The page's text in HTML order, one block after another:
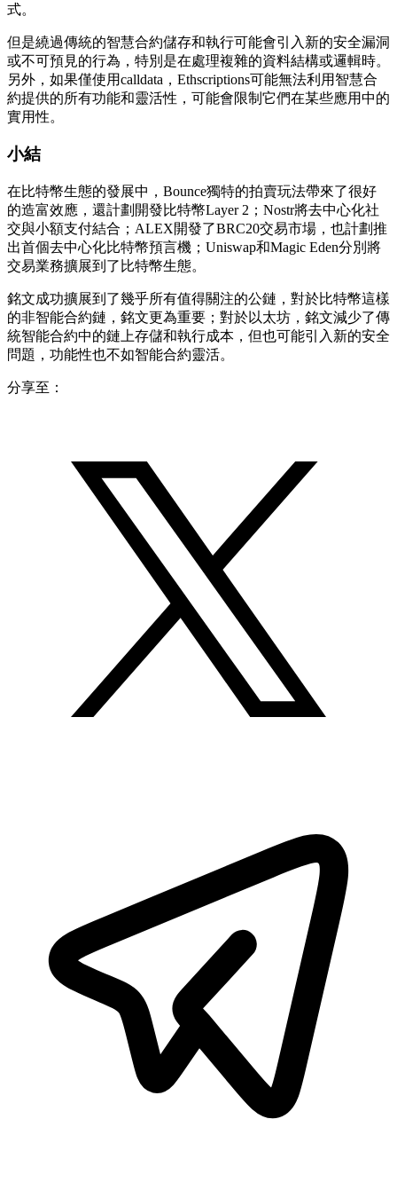
式。
但是繞過傳統的智慧合約儲存和執行可能會引入新的安全漏洞
或不可預見的行為，特別是在處理複雜的資料結構或邏輯時。
另外，如果僅使用calldata，Ethscriptions可能無法利用智慧合
約提供的所有功能和靈活性，可能會限制它們在某些應用中的
實用性。
小結
在比特幣生態的發展中，Bounce獨特的拍賣玩法帶來了很好
的造富效應，還計劃開發比特幣Layer 2；Nostr將去中心化社
交與小額支付結合；ALEX開發了BRC20交易市場，也計劃推
出首個去中心化比特幣預言機；Uniswap和Magic Eden分別將
交易業務擴展到了比特幣生態。
銘文成功擴展到了幾乎所有值得關注的公鏈，對於比特幣這樣
的非智能合約鏈，銘文更為重要；對於以太坊，銘文減少了傳
統智能合約中的鏈上存儲和執行成本，但也可能引入新的安全
問題，功能性也不如智能合約靈活。
分享至：